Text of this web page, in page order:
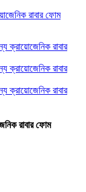
রাবার ফোম